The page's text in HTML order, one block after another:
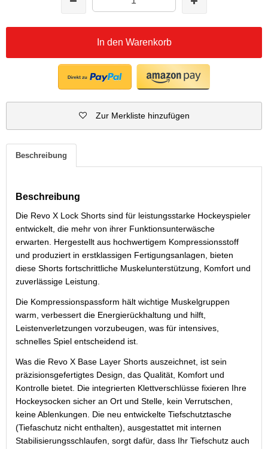
In den Warenkorb
Zur Merkliste hinzufügen
Beschreibung
Beschreibung
Die Revo X Lock Shorts sind für leistungsstarke Hockeyspieler
entwickelt, die mehr von ihrer Funktionsunterwäsche
erwarten. Hergestellt aus hochwertigem Kompressionsstoff
und produziert in erstklassigen Fertigungsanlagen, bieten
diese Shorts fortschrittliche Muskelunterstützung, Komfort und
zuverlässige Leistung.
Die Kompressionspassform hält wichtige Muskelgruppen
warm, verbessert die Energierückhaltung und hilft,
Leistenverletzungen vorzubeugen, was für intensives,
schnelles Spiel entscheidend ist.
Was die Revo X Base Layer Shorts auszeichnet, ist sein
präzisionsgefertigtes Design, das Qualität, Komfort und
Kontrolle bietet. Die integrierten Klettverschlüsse fixieren Ihre
Hockeysocken sicher an Ort und Stelle, kein Verrutschen,
keine Ablenkungen. Die neu entwickelte Tiefschutztasche
(Tiefaschutz nicht enthalten), ausgestattet mit internen
Stabilisierungsschlaufen, sorgt dafür, dass Ihr Tiefschutz auch